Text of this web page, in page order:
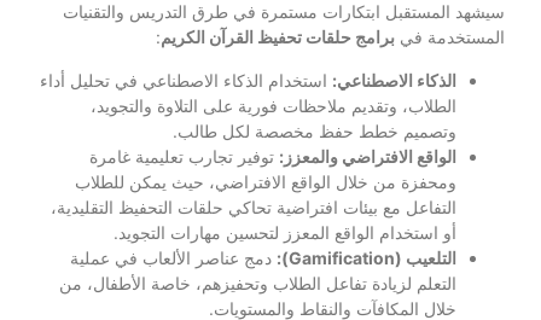
سيشهد المستقبل ابتكارات مستمرة في طرق التدريس والتقنيات
المستخدمة في برامج حلقات تحفيظ القرآن الكريم:
الذكاء الاصطناعي: استخدام الذكاء الاصطناعي في تحليل أداء
الطلاب، وتقديم ملاحظات فورية على التلاوة والتجويد،
وتصميم خطط حفظ مخصصة لكل طالب.
الواقع الافتراضي والمعزز: توفير تجارب تعليمية غامرة
ومحفزة من خلال الواقع الافتراضي، حيث يمكن للطلاب
التفاعل مع بيئات افتراضية تحاكي حلقات التحفيظ التقليدية،
أو استخدام الواقع المعزز لتحسين مهارات التجويد.
التلعيب (Gamification):
دمج عناصر الألعاب في عملية
التعلم لزيادة تفاعل الطلاب وتحفيزهم، خاصة الأطفال، من
خلال المكافآت والنقاط والمستويات.